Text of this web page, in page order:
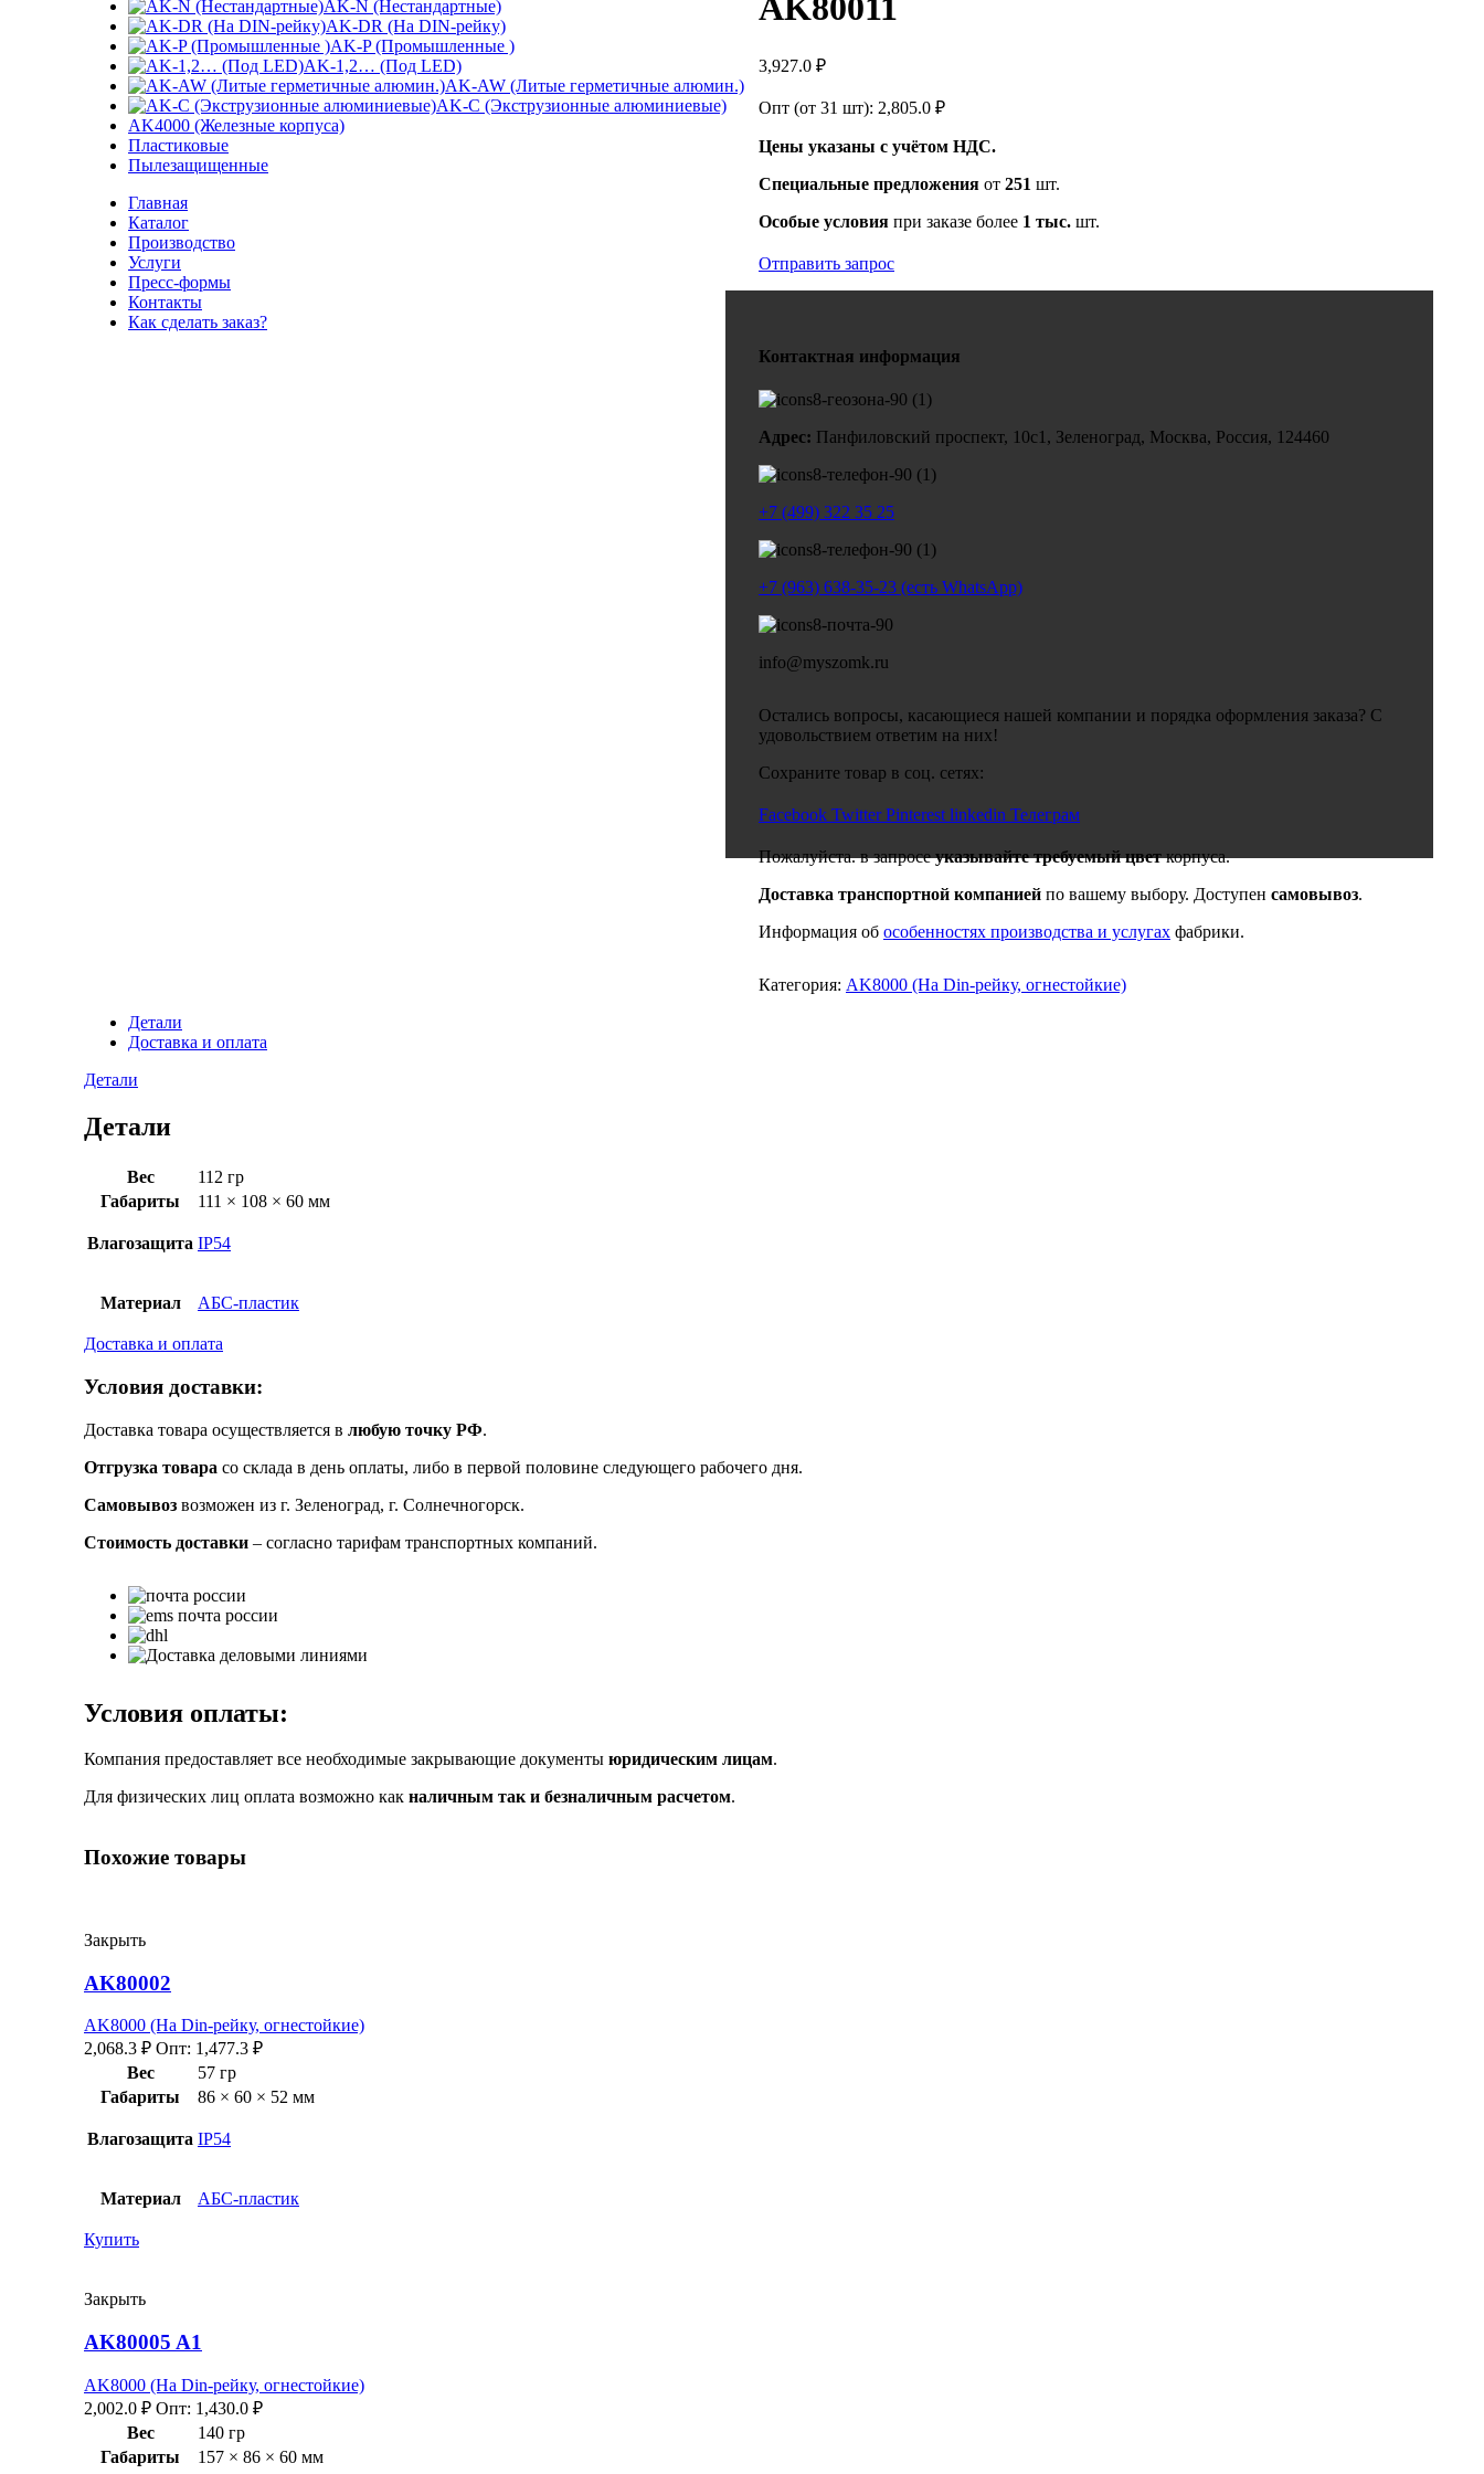
AK-N (Нестандартные)
AK-DR (На DIN-рейку)
AK-P (Промышленные )
AK-1,2… (Под LED)
AK-AW (Литые герметичные алюмин.)
AK-C (Экструзионные алюминиевые)
AK4000 (Железные корпуса)
Пластиковые
Пылезащищенные
Главная
Каталог
Производство
Услуги
Пресс-формы
Контакты
Как сделать заказ?
Увеличить
AK80011
3,927.0 ₽
Опт (от 31 шт): 2,805.0 ₽
Цены указаны с учётом НДС.
Специальные предложения от 251 шт.
Особые условия при заказе более 1 тыс. шт.
Отправить запрос
Контактная информация
Адрес: Панфиловский проспект, 10с1, Зеленоград, Москва, Россия, 124460
+7 (499) 322 35 25
+7 (963) 638-35-23 (есть WhatsApp)
info@myszomk.ru
Остались вопросы, касающиеся нашей компании и порядка оформления заказа? С
удовольствием ответим на них!
Сохраните товар в соц. сетях:
Facebook Twitter Pinterest linkedin Телеграм
Пожалуйста. в запросеуказывайте требуемый цветкорпуса.
Доставка транспортной компанией по вашему выбору. Доступен самовывоз.
Информация об особенностях производства и услугах фабрики.
Категория: AK8000 (На Din-рейку, огнестойкие)
Детали
Доставка и оплата
Детали
Детали
Вес
112 гр
Габариты
111 × 108 × 60 мм
Влагозащита IP54
Материал АБС-пластик
Доставка и оплата
Условия доставки:
Доставка товара осуществляется в любую точку РФ.
Отгрузка товара со склада в день оплаты, либо в первой половине следующего рабочего дня.
Самовывоз возможен из г. Зеленоград, г. Солнечногорск.
Стоимость доставки – согласно тарифам транспортных компаний.
Условия оплаты:
Компания предоставляет все необходимые закрывающие документы юридическим лицам.
Для физических лиц оплата возможно как наличным так и безналичным расчетом.
Похожие товары
Закрыть
AK80002
AK8000 (На Din-рейку, огнестойкие)
2,068.3 ₽ Опт: 1,477.3 ₽
Вес
57 гр
Габариты
86 × 60 × 52 мм
Влагозащита IP54
Материал АБС-пластик
Купить
Закрыть
AK80005 A1
AK8000 (На Din-рейку, огнестойкие)
2,002.0 ₽ Опт: 1,430.0 ₽
Вес
140 гр
Габариты
157 × 86 × 60 мм